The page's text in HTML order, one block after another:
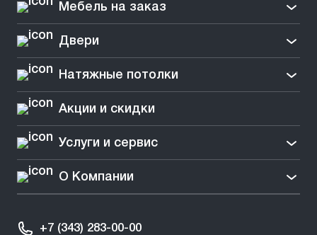
Мебель на заказ
Двери
Натяжные потолки
Акции и скидки
Услуги и сервис
О Компании
+7 (343) 283-00-00